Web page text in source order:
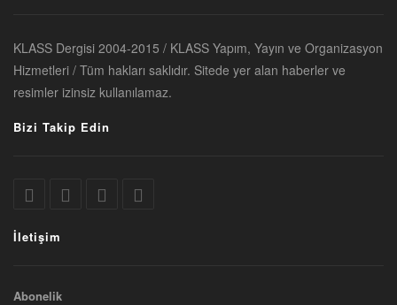
KLASS Dergisi 2004-2015 / KLASS Yapım, Yayın ve Organizasyon
Hizmetleri / Tüm hakları saklıdır. Sitede yer alan haberler ve
resimler izinsiz kullanılamaz.
Bizi Takip Edin
İletişim
Abonelik